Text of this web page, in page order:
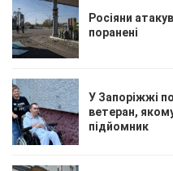
Росіяни
поранені
У Запоріжжі
ветеран,
підйомник